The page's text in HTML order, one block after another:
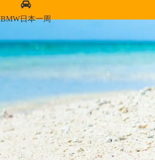
BMW日本一周